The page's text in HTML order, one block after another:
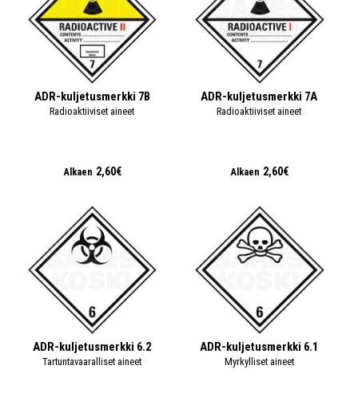
ADR-kuljetusmerkki 7B
Radioaktiiviset aineet
Alkaen 2,60€
ADR-kuljetusmerkki 7A
Radioaktiiviset aineet
Alkaen 2,60€
ADR-kuljetusmerkki 6.2
Tartuntavaaralliset aineet
ADR-kuljetusmerkki 6.1
Myrkylliset aineet